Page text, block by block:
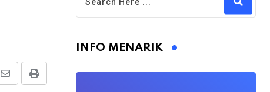
Print
Share
INFO MENARIK